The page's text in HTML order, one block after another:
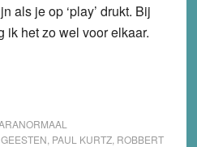
als je op ‘play’ drukt. Bij
ik het zo wel voor elkaar.
GEESTEN PAUL KURTZ, ROBBERT